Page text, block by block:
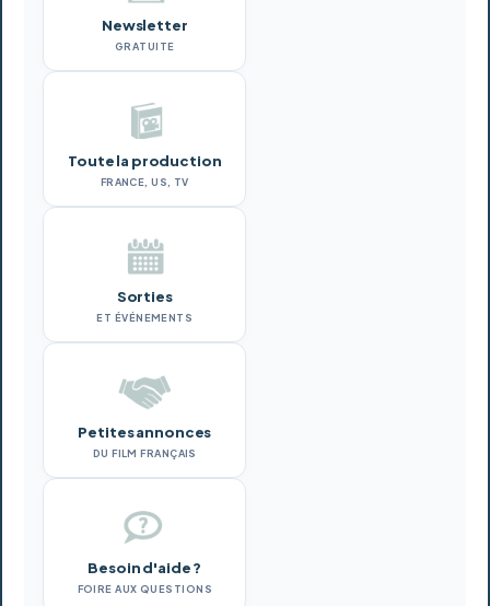
Newsletter
GRATUITE
Toute la production
FRANCE, US, TV
Sorties
ET ÉVÉNEMENTS
Petites annonces
DU FILM FRANÇAIS
Besoin d'aide ?
FOIRE AUX QUESTIONS